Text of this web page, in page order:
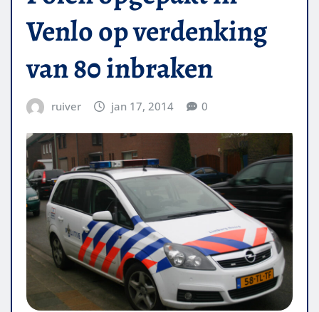
Venlo op verdenking
van 80 inbraken
ruiver jan 17, 2014 0